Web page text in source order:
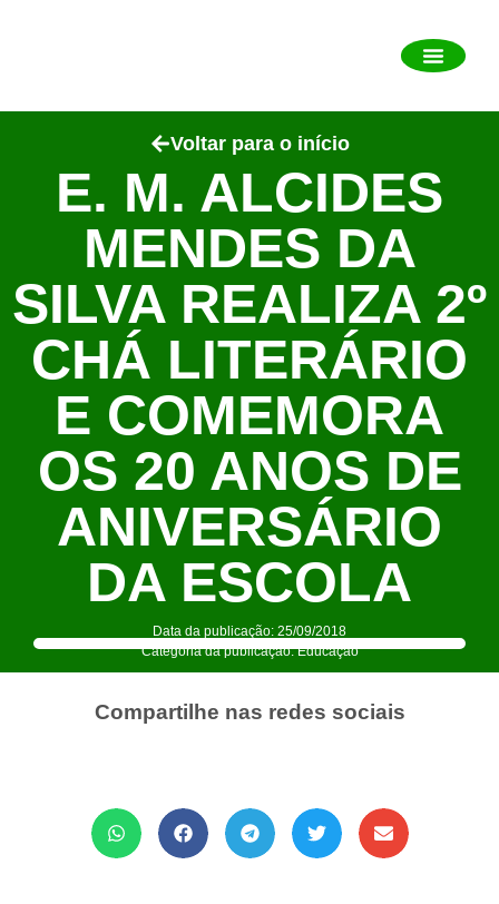
Voltar para o início
E. M. ALCIDES
MENDES DA
SILVA REALIZA 2º
CHÁ LITERÁRIO
E COMEMORA
OS 20 ANOS DE
ANIVERSÁRIO
DA ESCOLA
Data da publicação: 25/09/2018
Categoria da publicação: Educação
Compartilhe nas redes sociais